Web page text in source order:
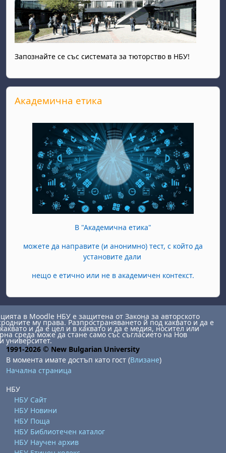
Запознайте се със системата за тюторство в НБУ!
Прескочи Академична етика
Академична етика
В "Академична етика"
можете да направите (и анонимно) тест, с който да
установите дали
нещо е етично или не в академичен контекст.
в Moodle НБУ е защитена от Закона за авторското
му права. Разпространяването й под каквато и да е
и да е цел и в каквато и да е медия, носител или
среда може да стане само със съгласието на Нов
университет.
1991-2026 © New Bulgarian University
В момента имате достъп като гост (Влизане)
Начална страница
НБУ
НБУ Сайт
НБУ Новини
НБУ Поща
НБУ Библиотечен каталог
НБУ Научен архив